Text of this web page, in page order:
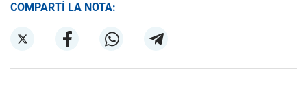
COMPARTÍ LA NOTA: